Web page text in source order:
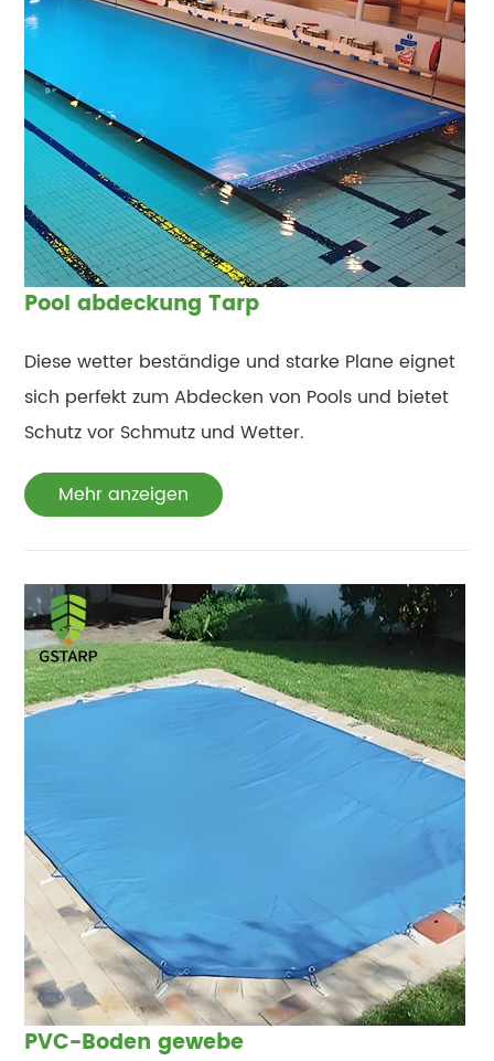
Pool abdeckung Tarp
Diese wetter beständige und starke Plane eignet
sich perfekt zum Abdecken von Pools und bietet
Schutz vor Schmutz und Wetter.
Mehr anzeigen
PVC-Boden gewebe